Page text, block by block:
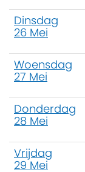
Dinsdag
26 Mei
Woensdag
27 Mei
Donderdag
28 Mei
Vrijdag
29 Mei